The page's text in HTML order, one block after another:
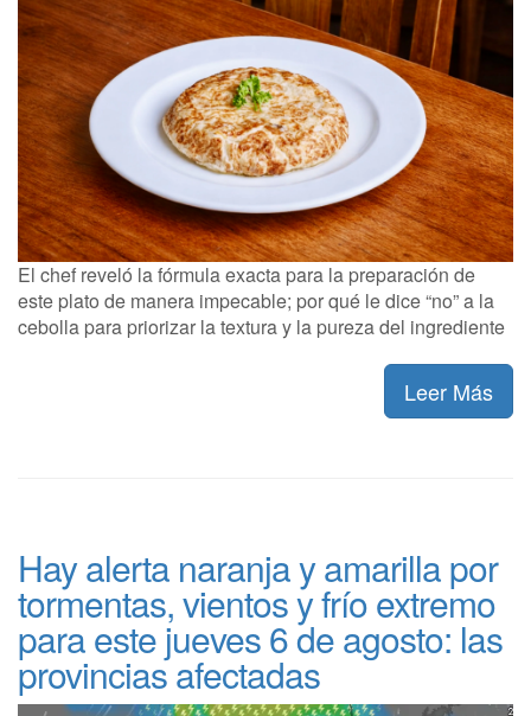
El chef reveló la fórmula exacta para la preparación de
este plato de manera impecable; por qué le dice “no” a la
cebolla para priorizar la textura y la pureza del ingrediente
Leer Más
Hay alerta naranja y amarilla por
tormentas, vientos y frío extremo
para este jueves 6 de agosto: las
provincias afectadas